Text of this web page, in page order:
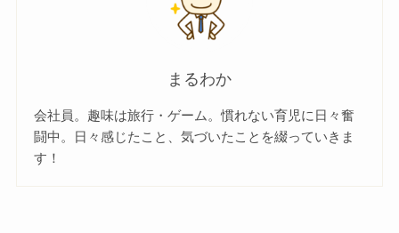
まるわか
会社員。趣味は旅行・ゲーム。慣れない育児に日々奮
闘中。日々感じたこと、気づいたことを綴っていきま
す！